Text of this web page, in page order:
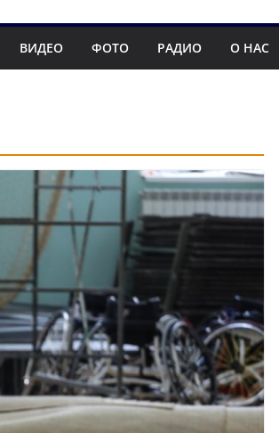
ВИДЕО ФОТО РАДИО О НАС